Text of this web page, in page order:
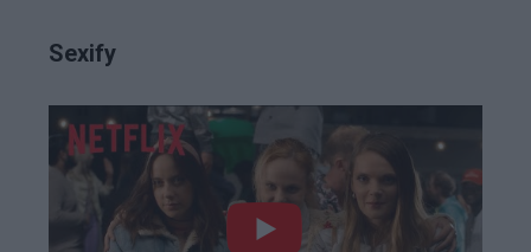
Sexify